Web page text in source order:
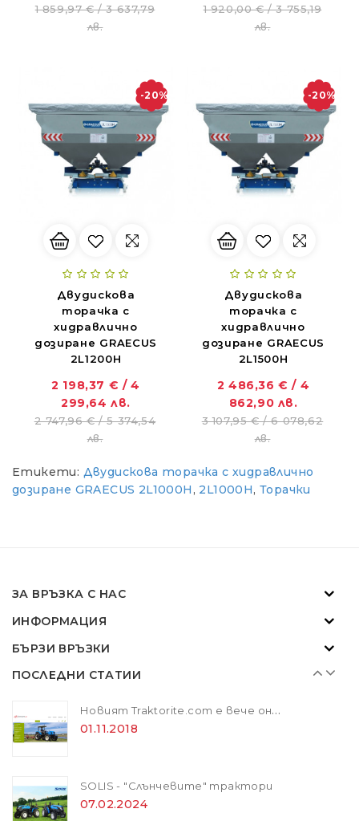
1 859,97 € / 3 637,79
лв.
1 920,00 € / 3 755,19
лв.
-20%
Двудискова
торачка с
хидравлично
дозиране GRAECUS
2L1200H
2 198,37 € / 4
299,64 лв.
2 747,96 € / 5 374,54
лв.
-20%
Двудискова
торачка с
хидравлично
дозиране GRAECUS
2L1500H
2 486,36 € / 4
862,90 лв.
3 107,95 € / 6 078,62
лв.
Етикети: Двудискова торачка с хидравлично
дозиране GRAECUS 2L1000H , 2L1000H,Торачки
ЗА ВРЪЗКА С НАС
ИНФОРМАЦИЯ
БЪРЗИ ВРЪЗКИ
ПОСЛЕДНИ СТАТИИ
ZANON MARLIN SA 160 - за лесна резитба в гъста растителност
01.11.2018
Новият Traktorite.com е вече онлайн
01.11.2018
Новият Traktorite.com е вече онлайн
01.11.2018
SOLIS - "Слънчевите" трактори
07.02.2024